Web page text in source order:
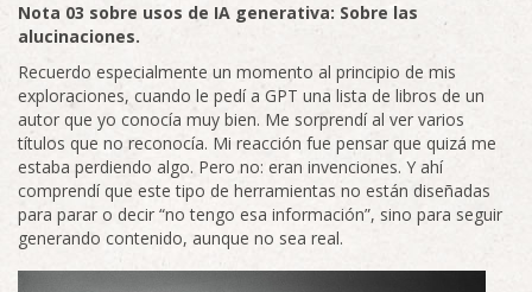
Nota 03 sobre usos de IA generativa: Sobre las
alucinaciones.
Recuerdo especialmente un momento al principio de mis
exploraciones, cuando le pedí a GPT una lista de libros de un
autor que yo conocía muy bien. Me sorprendí al ver varios
títulos que no reconocía. Mi reacción fue pensar que quizá me
estaba perdiendo algo. Pero no: eran invenciones. Y ahí
comprendí que este tipo de herramientas no están diseñadas
para parar o decir “no tengo esa información”, sino para seguir
generando contenido, aunque no sea real.